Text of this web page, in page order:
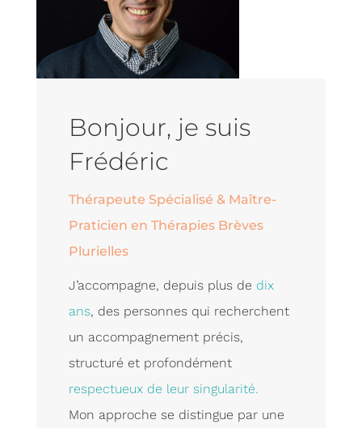
Bonjour, je suis
Frédéric
Thérapeute Spécialisé & Maître-
Praticien en Thérapies Brèves
Plurielles
J’accompagne, depuis plus de dix
ans, des personnes qui recherchent
un accompagnement précis,
structuré et profondément
respectueux de leur singularité.
Mon approche se distingue par une